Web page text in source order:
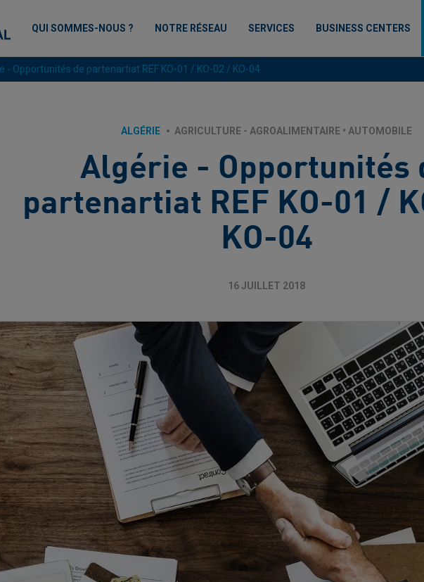
QUI SOMMES-NOUS ? NOTRE RÉSEAU SERVICES BUSINESS CENTERS
- Opportunités de partenartiat REF KO-01 / KO-02 / KO-04
ALGÉRIE AGRICULTURE - AGROALIMENTAIRE • AUTOMOBILE
Algérie - Opportunités
partenartiat REF KO-01 /
KO-04
16 JUILLET 2018